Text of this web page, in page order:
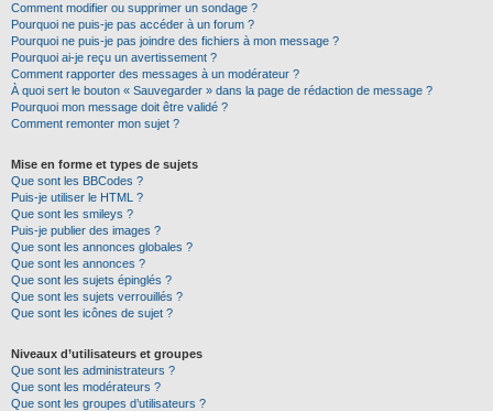
Comment modifier ou supprimer un sondage ?
Pourquoi ne puis-je pas accéder à un forum ?
Pourquoi ne puis-je pas joindre des fichiers à mon message ?
Pourquoi ai-je reçu un avertissement ?
Comment rapporter des messages à un modérateur ?
À quoi sert le bouton « Sauvegarder » dans la page de rédaction de message ?
Pourquoi mon message doit être validé ?
Comment remonter mon sujet ?
Mise en forme et types de sujets
Que sont les BBCodes ?
Puis-je utiliser le HTML ?
Que sont les smileys ?
Puis-je publier des images ?
Que sont les annonces globales ?
Que sont les annonces ?
Que sont les sujets épinglés ?
Que sont les sujets verrouillés ?
Que sont les icônes de sujet ?
Niveaux d’utilisateurs et groupes
Que sont les administrateurs ?
Que sont les modérateurs ?
Que sont les groupes d’utilisateurs ?